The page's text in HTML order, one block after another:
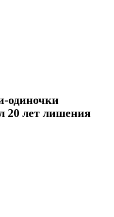
одиночки
20 лет лишения